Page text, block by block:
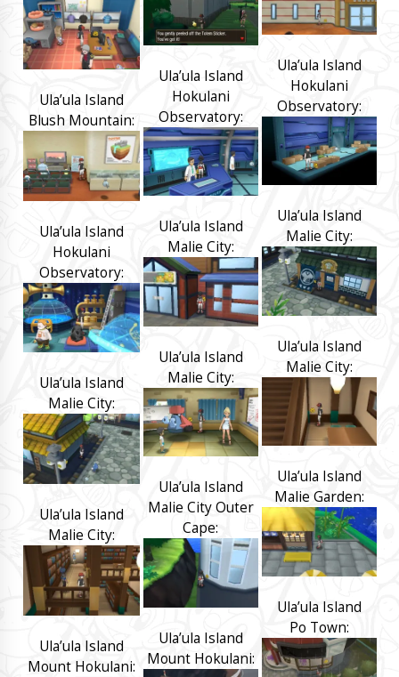
Ula’ula Island
Blush Mountain:
Ula’ula Island
Hokulani
Observatory:
Ula’ula Island
Malie City:
Ula’ula Island
Malie City:
Ula’ula Island
Mount Hokulani:
Ula’ula Island
Hokulani
Observatory:
Ula’ula Island
Malie City:
Ula’ula Island
Malie City:
Ula’ula Island
Malie City Outer
Cape:
Ula’ula Island
Mount Hokulani:
Ula’ula Island
Hokulani
Observatory:
Ula’ula Island
Malie City:
Ula’ula Island
Malie City:
Ula’ula Island
Malie Garden:
Ula’ula Island
Po Town: